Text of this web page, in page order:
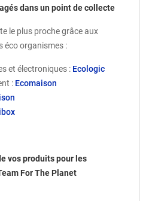
dans un point de collecte
le plus proche grâce aux
éco organismes :
et électroniques : Ecologic
: Ecomaison
vos produits pour les
For The Planet